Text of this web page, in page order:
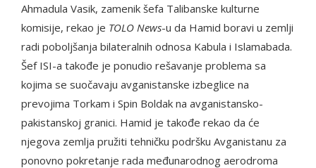
Ahmadula Vasik, zamenik šefa Talibanske kulturne
komisije, rekao je TOLO News-u da Hamid boravi u zemlji
radi poboljšanja bilateralnih odnosa Kabula i Islamabada.
Šef ISI-a takođe je ponudio rešavanje problema sa
kojima se suočavaju avganistanske izbeglice na
prevojima Torkam i Spin Boldak na avganistansko-
pakistanskoj granici. Hamid je takođe rekao da će
njegova zemlja pružiti tehničku podršku Avganistanu za
ponovno pokretanje rada međunarodnog aerodroma